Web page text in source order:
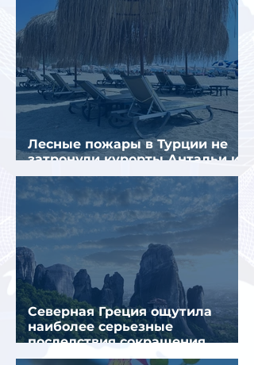
Лесные пожары в Турции не
затронули курорты Антальи и
Муглы
Северная Греция ощутила
наиболее серьезные
последствия сокращения
турпотока из России